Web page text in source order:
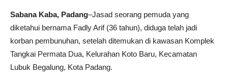
Sabana Kaba, Padang–Jasad seorang pemuda yang
diketahui bernama Fadly Arif (36 tahun), diduga telah jadi
korban pembunuhan, setelah ditemukan di kawasan Komplek
Tangkai Permata Dua, Kelurahan Koto Baru, Kecamatan
Lubuk Begalung, Kota Padang.